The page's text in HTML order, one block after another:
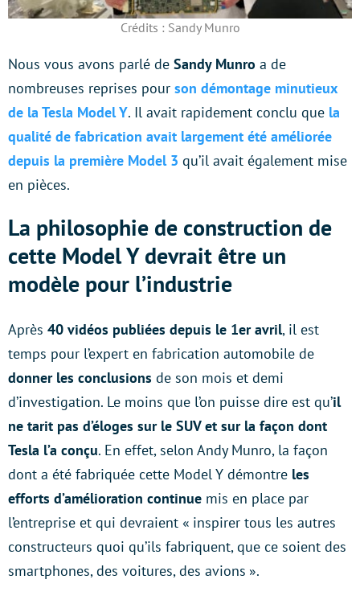
Crédits : Sandy Munro
Nous vous avons parlé de Sandy Munro a de
nombreuses reprises pour son démontage minutieux
de la Tesla Model Y. Il avait rapidement conclu que la
qualité de fabrication avait largement été améliorée
depuis la première Model 3 qu’il avait également mise
en pièces.
La philosophie de construction de
cette Model Y devrait être un
modèle pour l’industrie
Après 40 vidéos publiées depuis le 1er avril, il est
temps pour l’expert en fabrication automobile de
donner les conclusions de son mois et demi
d’investigation. Le moins que l’on puisse dire est qu’il
ne tarit pas d’éloges sur le SUV et sur la façon dont
Tesla l’a conçu. En effet, selon Andy Munro, la façon
dont a été fabriquée cette Model Y démontre les
efforts d’amélioration continue mis en place par
l’entreprise et qui devraient « inspirer tous les autres
constructeurs quoi qu’ils fabriquent, que ce soient des
smartphones, des voitures, des avions ».